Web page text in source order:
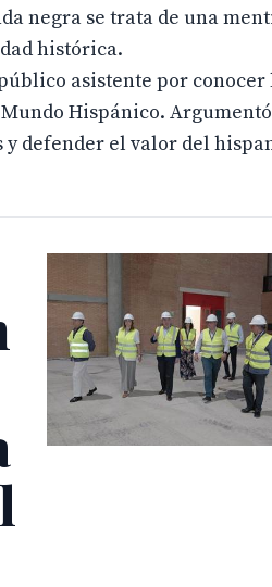
negra se trata de una
histórica.
asistente por conocer
Hispánico.
defender el valor del